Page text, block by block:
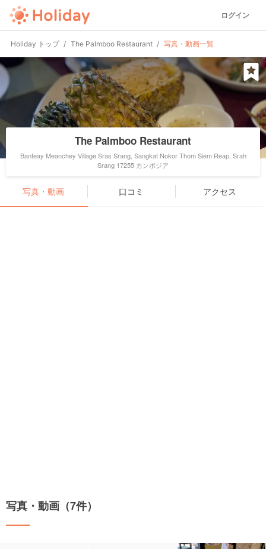
ログイン
Holiday トップ The Palmboo Restaurant 写真・動画一覧
The Palmboo Restaurant
Banteay Meanchey Village Sras Srang, Sangkat Nokor Thom Siem Reap, Srah
Srang 17255 カンボジア
写真・動画 口コミ アクセス
写真・動画（7件）